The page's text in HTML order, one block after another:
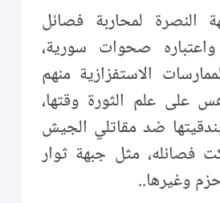
لمحاربة فصائل
صحوات سورية،
الاستفزازية منهم
على علم الثورة وقتها،
ضد مقاتلي الجيش
فصائله، مثل جبهة ثوار
وغيرها..